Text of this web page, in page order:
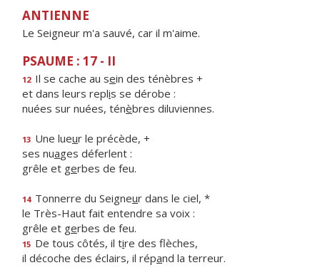
ANTIENNE
Le Seigneur m'a sauvé, car il m'aime.
PSAUME : 17 - II
12 Il se cache au sein des ténèbres +
et dans leurs replis se dérobe :
nuées sur nuées, ténèbres diluviennes.
13 Une lueur le précède, +
ses nuages déferlent :
grêle et gerbes de feu.
14 Tonnerre du Seigneur dans le ciel, *
le Très-Haut fait entendre sa voix :
grêle et gerbes de feu.
15 De tous côtés, il tire des flèches,
il décoche des éclairs, il répand la terreur.